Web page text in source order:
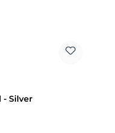
- Silver